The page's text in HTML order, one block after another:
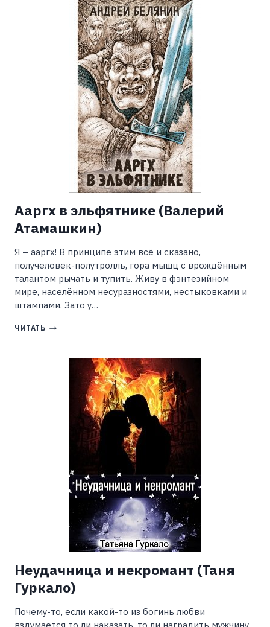
ДРАКОНЫ
СЛАДКОЕ
СНЕЖНАЯ
SNEZNAIA))
Ааргх в эльфятнике (Валерий
Атамашкин)
Я – ааргх! В принципе этим всё и сказано,
получеловек-полутролль, гора мышц с врождённым
талантом рычать и тупить. Живу в фэнтезийном
мире, населённом несуразностями, нестыковками и
штампами. Зато у…
ЧИТАТЬ ААРГХ
(ВАЛЕРИЙ
АТАМАШКИН)
Неудачница и некромант (Таня
Гуркало)
Почему-то, если какой-то из богинь любви